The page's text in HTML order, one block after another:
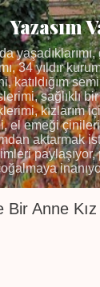
Ana içeriğe
Yazasım
34 yıldır
katıldığım
sağlıklı
kızlarım
el emeği
aktarmak
paylaşıyor,
Bir Anne Kız